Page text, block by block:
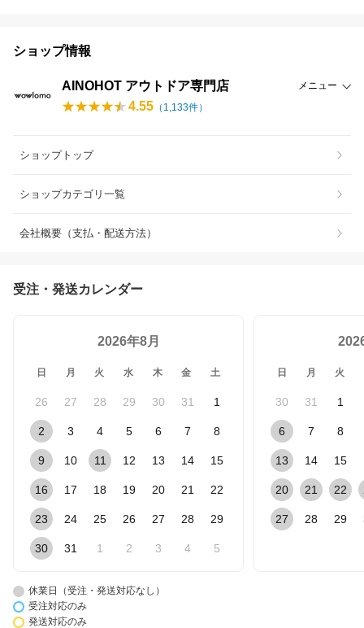
ショップ情報
AINOHOT アウトドア専門店 メニュー
4.55 （ 1,133件）
ショップトップ
ショップカテゴリ一覧
会社概要（支払・配送方法）
受注・発送カレンダー
2026年8月
日 月 火 水 木 金 土
26 27 28 29 30 31 1
2 3 4 5 6 7 8
9 10 11 12 13 14 15
16 17 18 19 20 21 22
23 24 25 26 27 28 29
30 31 1 2 3 4 5
日 月 火
30 31 1
6 7 8
13 14 15
20 21 22
27 28 29
休業日（受注・発送対応なし）
受注対応のみ
発送対応のみ